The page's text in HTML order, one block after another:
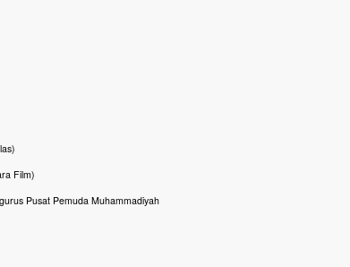
Film)
Pusat Pemuda Muhammadiyah